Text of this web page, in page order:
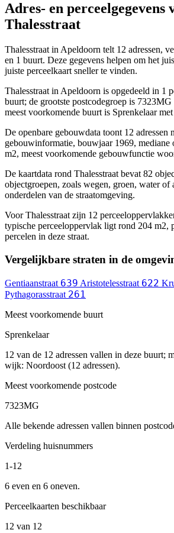
Adres- en perceelgegevens
Thalesstraat
Thalesstraat in Apeldoorn telt 12 adressen,
en 1 buurt. Deze gegevens helpen om het
juiste perceelkaart sneller te vinden.
Thalesstraat in Apeldoorn is opgedeeld in 1
buurt; de grootste postcodegroep is 7323MG
meest voorkomende buurt is Sprenkelaar met
De openbare gebouwdata toont 12 adressen
gebouwinformatie, bouwjaar 1969, mediane
m2, meest voorkomende gebouwfunctie
De kaartdata rond Thalesstraat bevat 82
objectgroepen, zoals wegen, groen, water of
onderdelen van de straatomgeving.
Voor Thalesstraat zijn 12
typische perceeloppervlak ligt rond 204 m2,
percelen in deze straat.
Vergelijkbare straten in de
Gentiaanstraat 639 Aristotelesstraat 622
Pythagorasstraat 261
Meest voorkomende buurt
Sprenkelaar
12 van de 12 adressen vallen in deze buurt;
wijk: Noordoost (12 adressen).
Meest voorkomende postcode
7323MG
Alle bekende adressen vallen binnen
Verdeling huisnummers
1-12
6 even en 6 oneven.
Perceelkaarten beschikbaar
12 van 12